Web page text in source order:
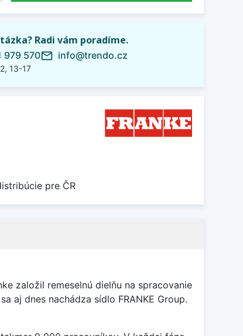
Radi vám poradíme.
979 570
13-17
mail_outline info@trendo.cz
pre ČR
založil remeselnú dielňu na spracovanie
aj dnes nachádza sídlo FRANKE Group.